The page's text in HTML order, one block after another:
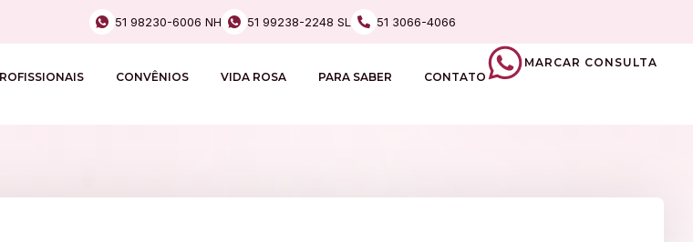
51 98230-6006 NH 51 99238-2248 SL 51 3066-4066
CONVÊNIOS VIDA ROSA PARA SABER CONTATO
MARCAR CONSULTA